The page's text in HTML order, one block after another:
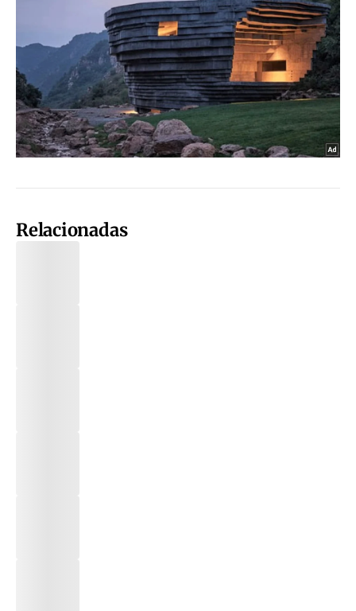
Relacionadas